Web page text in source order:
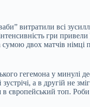
витратили всі
гри
двох матчів
гегемона у минулі
а в другій не
європейський топ.